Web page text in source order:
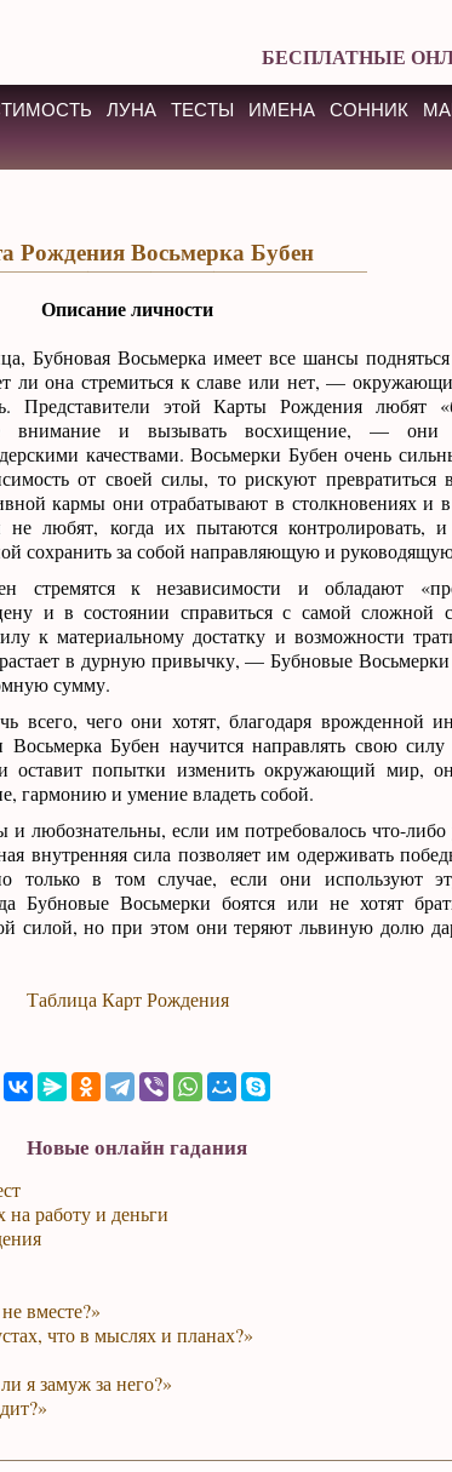
БЕСПЛАТНЫЕ
ЛУНА ТЕСТЫ ИМЕНА СОННИК
Рождения Восьмерка Бубен
Описание личности
Бубновая Восьмерка имеет все шансы
ли она стремиться к славе или нет, —
Представители этой Карты Рождения любят
внимание и вызывать восхищение, — они
качествами. Восьмерки Бубен очень
от своей силы, то рискуют превратиться
кармы они отрабатывают в столкновениях и
любят, когда их пытаются контролировать,
сохранить за собой направляющую и
стремятся к независимости и обладают
и в состоянии справиться с самой сложной
к материальному достатку и возможности
в дурную привычку, — Бубновые
сумму.
всего, чего они хотят, благодаря врожденной
Бубен научится направлять свою
оставит попытки изменить окружающий мир,
гармонию и умение владеть собой.
любознательны, если им потребовалось что-либо
внутренняя сила позволяет им одерживать
только в том случае, если они используют
Бубновые Восьмерки боятся или не хотят
силой, но при этом они теряют львиную долю
Таблица Карт Рождения
Новые онлайн гадания
на работу и деньги
вместе?»
что в мыслях и планах?»
я замуж за него?»